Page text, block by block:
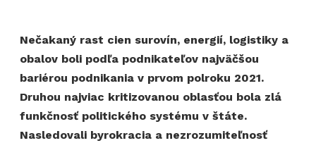
Nečakaný rast cien surovín, energií, logistiky a
obalov boli podľa podnikateľov najväčšou
bariérou podnikania v prvom polroku 2021.
Druhou najviac kritizovanou oblasťou bola zlá
funkčnosť politického systému v štáte.
Nasledovali byrokracia a nezrozumiteľnosť